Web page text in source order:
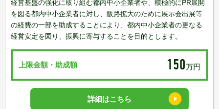
経営基盤の強化に取り組む都内中小企業者や、積極的にPR展開
を図る都内中小企業者に対し、販路拡大のために展示会出展等
の経費の一部を助成することにより、都内中小企業者の更なる
経営安定を図り、振興に寄与することを目的とします。
上限金額・助成額 150万円
詳細はこちら